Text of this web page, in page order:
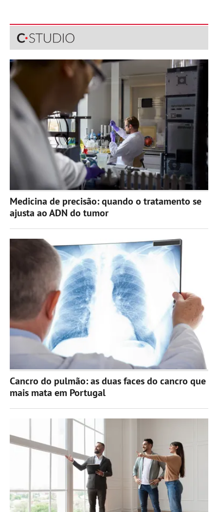
Medicina de precisão: quando o tratamento se
ajusta ao ADN do tumor
Cancro do pulmão: as duas faces do cancro que
mais mata em Portugal